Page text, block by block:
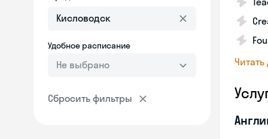
Удобное расписание
Не выбрано
Сбросить фильтры